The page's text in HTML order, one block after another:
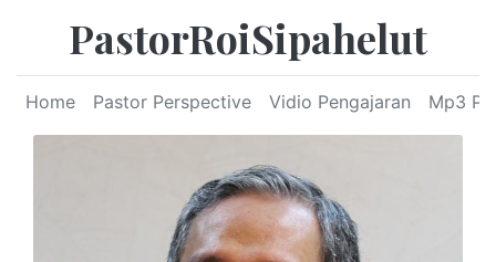
PastorRoiSipahelut
Home Pastor Perspective Vidio Pengajaran Mp3